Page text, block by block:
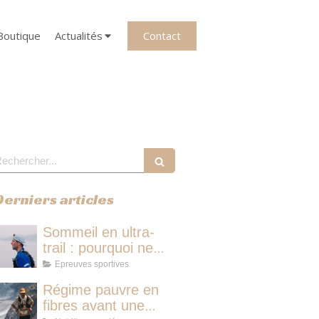
Actualités Contact
articles
Sommeil en ultra-
trail : pourquoi ne
pas dormir vous fait
temps qu'une micro-
sieste
Epreuves sportives
Régime pauvre en
fibres avant une